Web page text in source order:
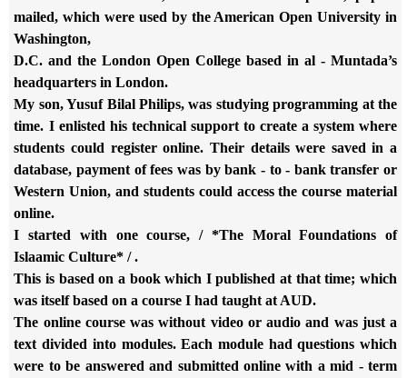
mailed, which were used by the American Open University in
Washington,
D.C. and the London Open College based in al - Muntada’s
headquarters in London.
My son, Yusuf Bilal Philips, was studying programming at the
time. I enlisted his technical support to create a system where
students could register online. Their details were saved in a
database, payment of fees was by bank - to - bank transfer or
Western Union, and students could accessthe course material
online.
I started with one course, / *The Moral Foundations of
Islaamic Culture* / .
This is based on a book which I published at that time; which
was itself based on a course I had taught at AUD.
The online course was without video or audio and was just a
text divided into modules. Each module had questions which
were to be answered and submitted online with a mid - term